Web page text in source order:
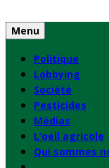
to
content
Menu
Politique
Lobbying
Société
Pesticides
Médias
L’oeil agricole
Qui sommes